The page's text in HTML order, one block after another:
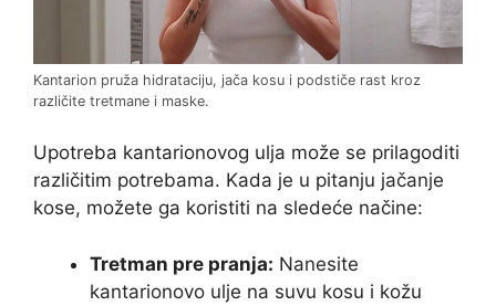
Kantarion pruža hidrataciju, jača kosu i podstiče rast kroz
različite tretmane i maske.
Upotreba kantarionovog ulja može se prilagoditi
različitim potrebama. Kada je u pitanju jačanje
kose, možete ga koristiti na sledeće načine:
Tretman pre pranja: Nanesite
kantarionovo ulje na suvu kosu i kožu